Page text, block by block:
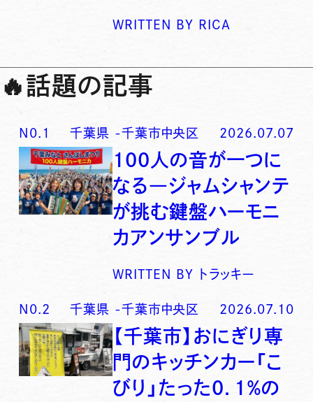
WRITTEN BY RICA
🔥話題の記事
N0. 1 千葉県 -千葉市中央区 2026.07.07
100人の音が一つに
なる―ジャムシャンテ
が挑む鍵盤ハーモニ
カアンサンブル
WRITTEN BY トラッキー
N0. 2 千葉県 -千葉市中央区 2026.07.10
【千葉市】おにぎり専
門のキッチンカー「こ
びり」たった0．1％の